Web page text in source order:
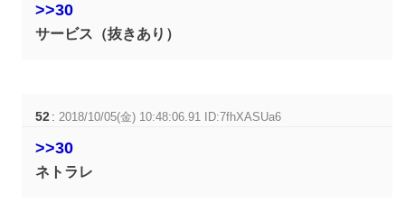
>>30
サービス（抜きあり）
52 :2018/10/05(金) 10:48:06.91 ID:7fhXASUa6
>>30
ネトラレ